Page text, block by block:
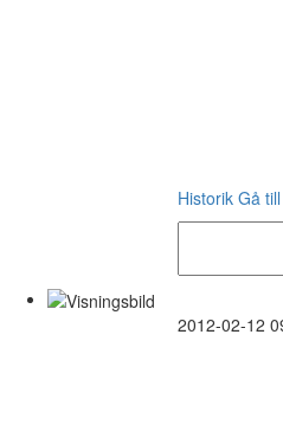
Historik Gå till
2012-02-12